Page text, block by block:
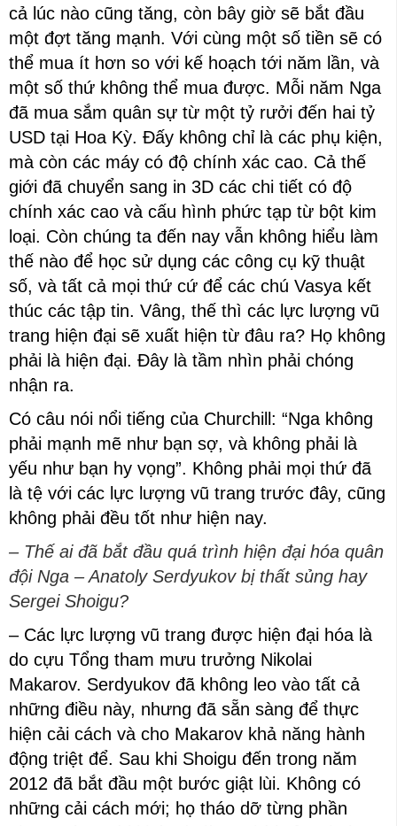
cả lúc nào cũng tăng, còn bây giờ sẽ bắt đầu
một đợt tăng mạnh. Với cùng một số tiền sẽ có
thể mua ít hơn so với kế hoạch tới năm lần, và
một số thứ không thể mua được. Mỗi năm Nga
đã mua sắm quân sự từ một tỷ rưởi đến hai tỷ
USD tại Hoa Kỳ. Đấy không chỉ là các phụ kiện,
mà còn các máy có độ chính xác cao. Cả thế
giới đã chuyển sang in 3D các chi tiết có độ
chính xác cao và cấu hình phức tạp từ bột kim
loại. Còn chúng ta đến nay vẫn không hiểu làm
thế nào để học sử dụng các công cụ kỹ thuật
số, và tất cả mọi thứ cứ để các chú Vasya kết
thúc các tập tin. Vâng, thế thì các lực lượng vũ
trang hiện đại sẽ xuất hiện từ đâu ra? Họ không
phải là hiện đại. Đây là tầm nhìn phải chóng
nhận ra.
Có câu nói nổi tiếng của Churchill: “Nga không
phải mạnh mẽ như bạn sợ, và không phải là
yếu như bạn hy vọng”. Không phải mọi thứ đã
là tệ với các lực lượng vũ trang trước đây, cũng
không phải đều tốt như hiện nay.
– Thế ai đã bắt đầu quá trình hiện đại hóa quân
đội Nga – Anatoly Serdyukov bị thất sủng hay
Sergei Shoigu?
– Các lực lượng vũ trang được hiện đại hóa là
do cựu Tổng tham mưu trưởng Nikolai
Makarov. Serdyukov đã không leo vào tất cả
những điều này, nhưng đã sẵn sàng để thực
hiện cải cách và cho Makarov khả năng hành
động triệt để. Sau khi Shoigu đến trong năm
2012 đã bắt đầu một bước giật lùi. Không có
những cải cách mới; họ tháo dỡ từng phần